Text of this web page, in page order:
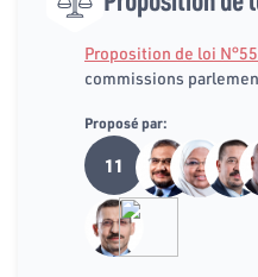
Proposition de loi
commissions
Proposé par:
11